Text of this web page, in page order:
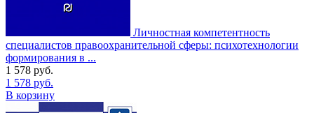
Личностная компетентность
специалистов правоохранительной сферы: психотехнологии
формирования в ...
1 578 руб.
1 578 руб.
В корзину